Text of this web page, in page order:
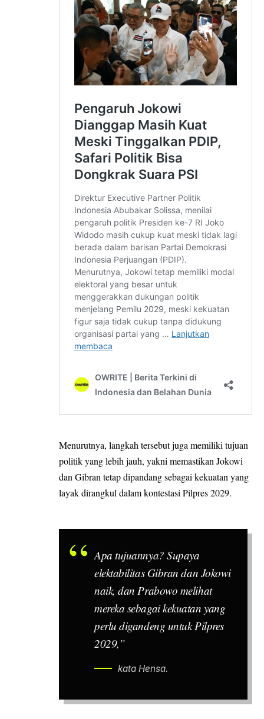
Menurutnya, langkah tersebut juga memiliki tujuan
politik yang lebih jauh, yakni memastikan Jokowi
dan Gibran tetap dipandang sebagai kekuatan yang
layak dirangkul dalam kontestasi Pilpres 2029.
Apa tujuannya? Supaya
elektabilitas Gibran dan Jokowi
naik, dan Prabowo melihat
mereka sebagai kekuatan yang
perlu digandeng untuk Pilpres
2029,”
kata Hensa.